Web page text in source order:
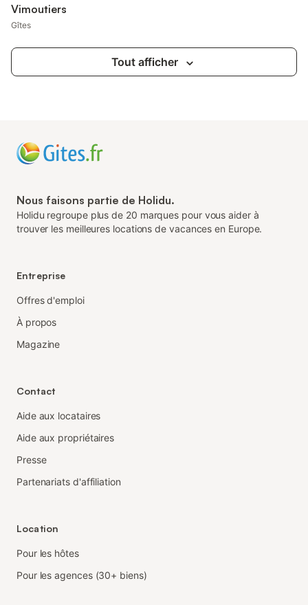
Vimoutiers
Gîtes
Tout afficher
Nous faisons partie de Holidu.
Holidu regroupe plus de 20 marques pour vous aider à
trouver les meilleures locations de vacances en Europe.
Entreprise
Offres d'emploi
À propos
Magazine
Contact
Aide aux locataires
Aide aux propriétaires
Presse
Partenariats d'affiliation
Location
Pour les hôtes
Pour les agences (30+ biens)